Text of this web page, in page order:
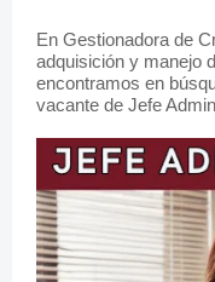
En Gestionadora de
adquisición y manejo
encontramos en
vacante de Jefe